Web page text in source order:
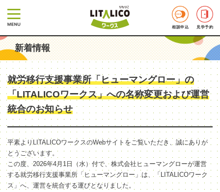
相談申込 見学予約
新着情報
就労移行支援事業所「ヒューマングロー」の
「LITALICOワークス」への名称変更および運営
統合のお知らせ
平素よりLITALICOワークスのWebサイトをご覧いただき、誠にありが
とうございます。
この度、2026年4月1日（水）付で、株式会社ヒューマングローが運営
する就労移行支援事業所「ヒューマングロー」は、「LITALICOワーク
ス」へ、運営を統合する運びとなりました。